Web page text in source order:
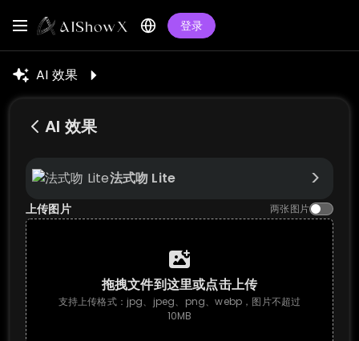
登录
AI 效果
AI 效果
法式吻 Lite >
上传图片 两张图片
拖拽文件到这里或点击上传
支持上传格式：jpg、jpeg、png、webp，图片不超过
10MB